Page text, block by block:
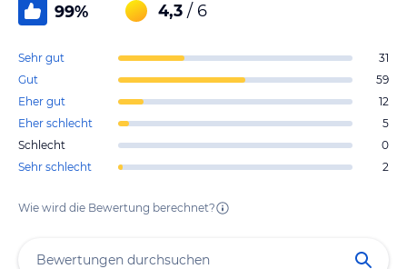
99% 4,3 / 6
Sehr gut
31
Gut
59
Eher gut
12
Eher schlecht
5
Schlecht
0
Sehr schlecht
2
Wie wird die Bewertung berechnet?